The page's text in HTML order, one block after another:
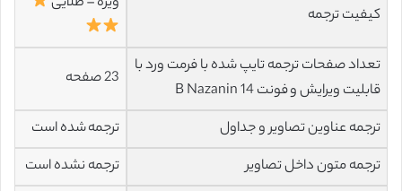
کیفیت ترجمه
تعداد صفحات ترجمه تایپ شده با فرمت ورد با
قابلیت ویرایش و فونت 14 B Nazanin
23 صفحه
ترجمه عناوین تصاویر و جداول
ترجمه شده است
ترجمه متون داخل تصاویر
ترجمه نشده است